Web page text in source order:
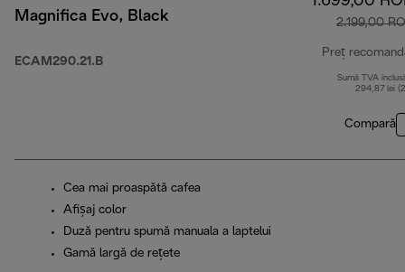
Magnifica Evo, Black
ECAM290.21.B
2.199,00
Preț
Sumă TVA
294,87 lei
Compară
Cea mai proaspătă cafea
Afișaj color
Duză pentru spumă manuala a laptelui
Gamă largă de rețete